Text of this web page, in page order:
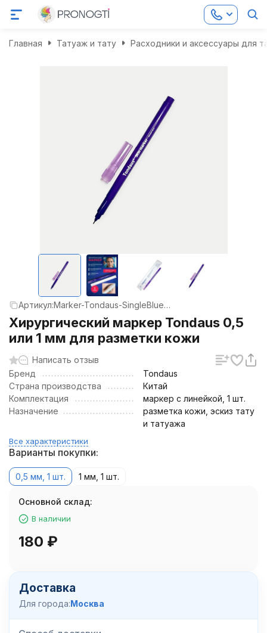
Главная Татуаж и тату Расходники и аксессуары для
Артикул: Marker-Tondaus-SingleBlue-1-0/5
Хирургический маркер Tondaus 0,5
или 1 мм для разметки кожи
Написать отзыв
Бренд
Tondaus
Страна производства
Китай
Комплектация
маркер с линейкой, 1 шт.
Назначение
разметка кожи, эскиз тату
и татуажа
Все характеристики
Варианты покупки:
0,5 мм, 1 шт. 1 мм, 1 шт.
Основной склад:
В наличии
180 ₽
Доставка
Для города:Москва